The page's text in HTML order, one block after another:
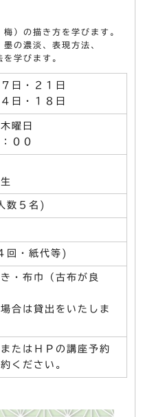
）の描き方を学びます。
の濃淡、表現方法、
学びます。
日・２１日
日・１８日
曜日
００
数５名)
回・紙代等)
・布巾（古布が良
合は貸出をいたしま
たはＨＰの講座予約
ください。